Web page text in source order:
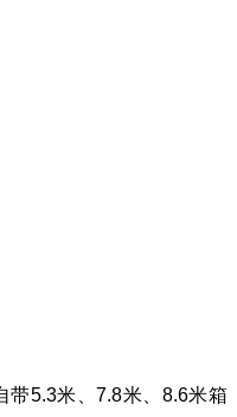
带5.3米、7.8米、8.6米箱